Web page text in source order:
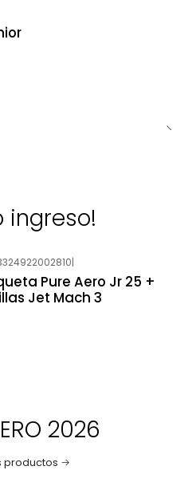
ingreso!
|
Pure Aero Jr 25 +
Jet Mach 3
2026
productos